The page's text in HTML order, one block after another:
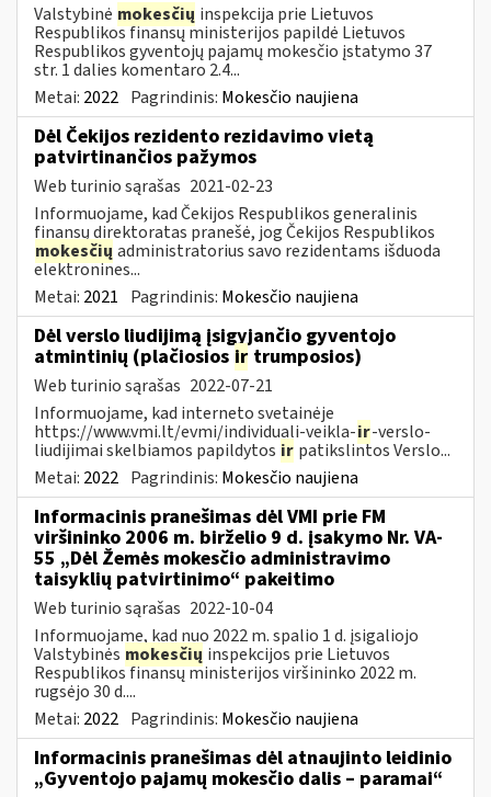
Valstybinė mokesčių inspekcija prie Lietuvos
Respublikos finansų ministerijos papildė Lietuvos
Respublikos gyventojų pajamų mokesčio įstatymo 37
str. 1 dalies komentaro 2.4...
Metai: 2022 Pagrindinis: Mokesčio naujiena
Dėl Čekijos rezidento rezidavimo vietą
patvirtinančios pažymos
Web turinio sąrašas 2021-02-23
Informuojame, kad Čekijos Respublikos generalinis
finansų direktoratas pranešė, jog Čekijos Respublikos
mokesčių administratorius savo rezidentams išduoda
elektronines...
Metai: 2021 Pagrindinis: Mokesčio naujiena
Dėl verslo liudijimą įsigyjančio gyventojo
atmintinių (plačiosios ir trumposios)
Web turinio sąrašas 2022-07-21
Informuojame, kad interneto svetainėje
https://www.vmi.lt/evmi/individuali-veikla-ir-verslo-
liudijimai skelbiamos papildytos ir patikslintos Verslo...
Metai: 2022 Pagrindinis: Mokesčio naujiena
Informacinis pranešimas dėl VMI prie FM
viršininko 2006 m. birželio 9 d. įsakymo Nr. VA-
55 „Dėl Žemės mokesčio administravimo
taisyklių patvirtinimo“ pakeitimo
Web turinio sąrašas 2022-10-04
Informuojame, kad nuo 2022 m. spalio 1 d. įsigaliojo
Valstybinės mokesčių inspekcijos prie Lietuvos
Respublikos finansų ministerijos viršininko 2022 m.
rugsėjo 30 d....
Metai: 2022 Pagrindinis: Mokesčio naujiena
Informacinis pranešimas dėl atnaujinto leidinio
„Gyventojo pajamų mokesčio dalis – paramai“